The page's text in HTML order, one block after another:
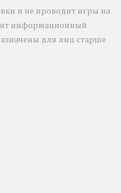
и не проводит игры на
информационный
для лиц старше